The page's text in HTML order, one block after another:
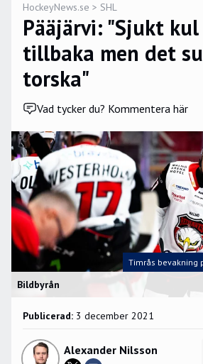
HockeyNews.se > SHL
Pääjärvi: "Sjukt
tillbaka men det
torska"
Vad tycker du? Kommentera här
Bildbyrån
Timrås bevakning
Publicerad: 3 december 2021
Alexander Nilsson